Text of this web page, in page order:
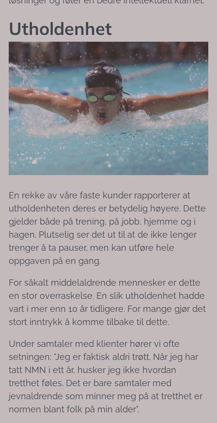
Utholdenhet
En rekke av våre faste kunder rapporterer at
utholdenheten deres er betydelig høyere. Dette
gjelder både på trening, på jobb, hjemme og i
hagen. Plutselig ser det ut til at de ikke lenger
trenger å ta pauser, men kan utføre hele
oppgaven på en gang.
For såkalt middelaldrende mennesker er dette
en stor overraskelse. En slik utholdenhet hadde
vart i mer enn 10 år tidligere. For mange gjør det
stort inntrykk å komme tilbake til dette.
Under samtaler med klienter hører vi ofte
setningen: "Jeg er faktisk aldri trøtt. Når jeg har
tatt NMN i ett år, husker jeg ikke hvordan
tretthet føles. Det er bare samtaler med
jevnaldrende som minner meg på at tretthet er
normen blant folk på min alder".